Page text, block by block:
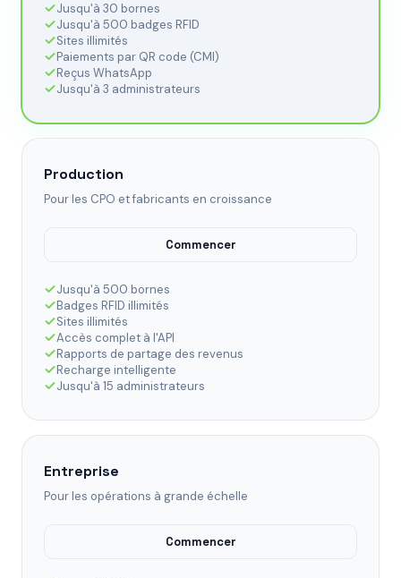
Jusqu'à 30 bornes
Jusqu'à 500 badges RFID
Sites illimités
Paiements par QR code (CMI)
Reçus WhatsApp
Jusqu'à 3 administrateurs
Production
Pour les CPO et fabricants en croissance
Commencer
Jusqu'à 500 bornes
Badges RFID illimités
Sites illimités
Accès complet à l'API
Rapports de partage des revenus
Recharge intelligente
Jusqu'à 15 administrateurs
Entreprise
Pour les opérations à grande échelle
Commencer